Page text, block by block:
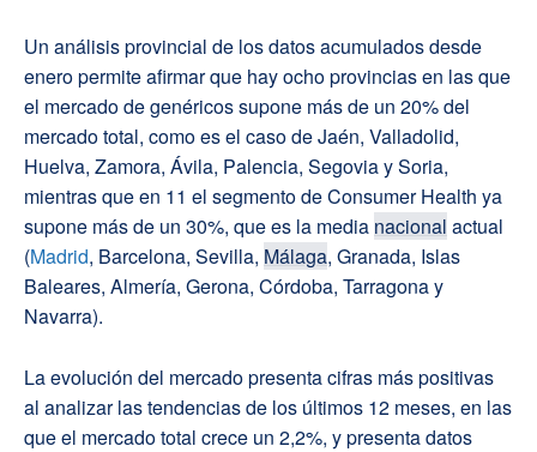
Un análisis provincial de los datos acumulados desde
enero permite afirmar que hay ocho provincias en las que
el mercado de genéricos supone más de un 20% del
mercado total, como es el caso de Jaén, Valladolid,
Huelva, Zamora, Ávila, Palencia, Segovia y Soria,
mientras que en 11 el segmento de Consumer Health ya
supone más de un 30%, que es la media nacional actual
(Madrid, Barcelona, Sevilla, Málaga, Granada, Islas
Baleares, Almería, Gerona, Córdoba, Tarragona y
Navarra).
La evolución del mercado presenta cifras más positivas
al analizar las tendencias de los últimos 12 meses, en las
que el mercado total crece un 2,2%, y presenta datos